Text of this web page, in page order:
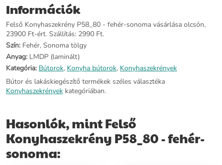
kivételesen elegáns jelleget kölcsönöznek neki. Fontos: Az ár csak a
fent megjelölt bútorelemre vonatkozik, semmilyen egyéb kiegészítő
nem képezi a csomag tartalmát, csupán csak az illusztráció része!
Jellemzői: - Szekrény típusa: felső szekrény - Szélessége: 80 cm -
Magassága: 58 cm - Mélysége: 30,5 cm - Lemez vastagsága: 16 mm
- Anyaga: Laminált tábla - ABS furnér - Súlya: 20 kg
Információk
Felső Konyhaszekrény P58_80 - fehér-sonoma vásárlása olcsón,
23900 Ft-ért. Szállítás: 2990 Ft.
Szín: Fehér, Sonoma tölgy
Anyag: LMDP (laminált)
Kategória: Bútorok, Konyha bútorok, Konyhaszekrények
Bútor és lakáskiegészítő termékek széles választéka
Konyhaszekrények kategóriában.
Hasonlók, mint Felső
Konyhaszekrény P58_80 - fehér-
sonoma: